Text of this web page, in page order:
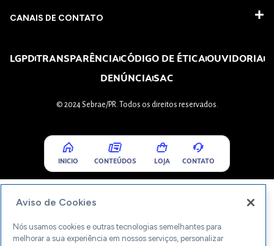
CANAIS DE CONTATO
LGPDTRANSPARÊNCIACÓDIGO DE ÉTICAOUVIDORIA
DENÚNCIASAC
© 2024 Sebrae/PR. Todos os direitos reservados.
INICIO CONTEÚDOS LOJA CONTATO
Aviso de Cookies
Nós usamos cookies e outras tecnologias semelhantes para
melhorar a sua experiência em nossos serviços, personalizar